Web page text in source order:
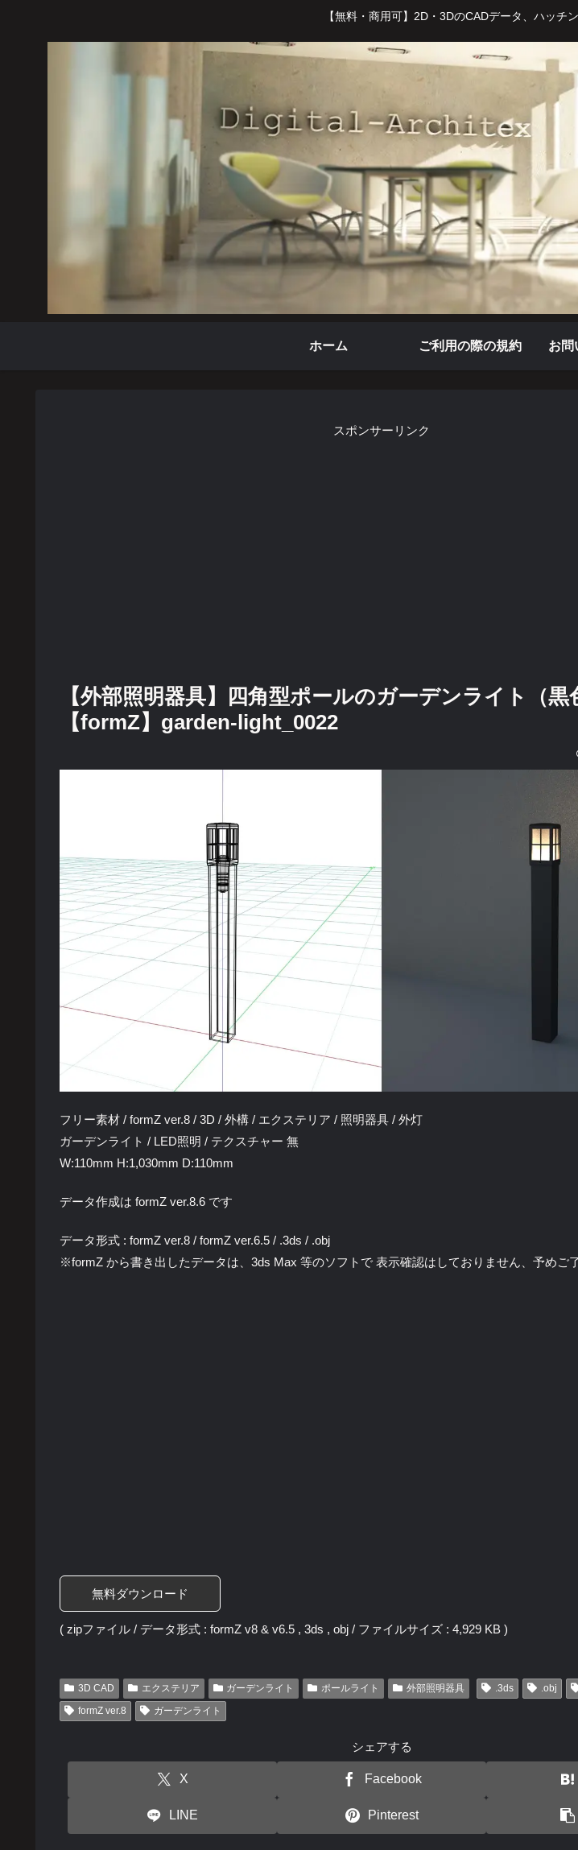
【無料・商用可】2D・3DのCADデータ、ハッチ
ホーム ご利用の際の規約 お問
スポンサーリンク
【外部照明器具】四角型ポールのガーデンライト（黒
【formZ】garden-light_0022
フリー素材 / formZ ver.8 / 3D / 外構 / エクステリア / 照明器具 / 外灯
ガーデンライト / LED照明 / テクスチャー 無
W:110mm H:1,030mm D:110mm
データ作成は formZ ver.8.6 です
データ形式 : formZ ver.8 / formZ ver.6.5 / .3ds / .obj
※formZ から書き出したデータは、3ds Max 等のソフトで 表示確認はしておりません、予めご
無料ダウンロード
( zipファイル / データ形式 : formZ v8 & v6.5 , 3ds , obj / ファイルサイズ : 4,929 KB )
3D CAD エクステリア ガーデンライト ポールライト 外部照明器具 .3ds .obj
formZ ver.8
ガーデンライト
シェアする
X Facebook
LINE Pinterest